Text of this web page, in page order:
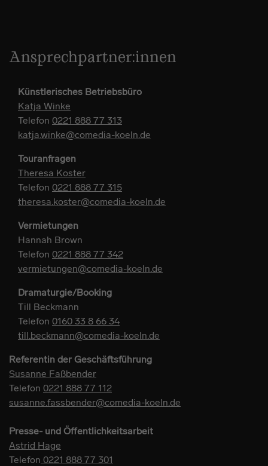
Ansprechpartner:innen
Künstlerisches Betriebsbüro
Katja Winke
Telefon 0221 888 77 313
katja.winke@comedia-koeln.de
Touranfragen
Theresa Koster
Telefon 0221 888 77 315
theresa.koster@comedia-koeln.de
Vermietungen
Hannah Brown
Telefon 0221 888 77 342
vermietungen@comedia-koeln.de
Dramaturgie/Booking
Till Beckmann
Telefon 0160 33 8 66 34
till.beckmann@comedia-koeln.de
Referentin der Geschäftsführung
Susanne Faßbender
Telefon 0221 888 77 112
susanne.fassbender@comedia-koeln.de
Presse- und Öffentlichkeitsarbeit
Astrid Hage
Telefon 0221 888 77 301